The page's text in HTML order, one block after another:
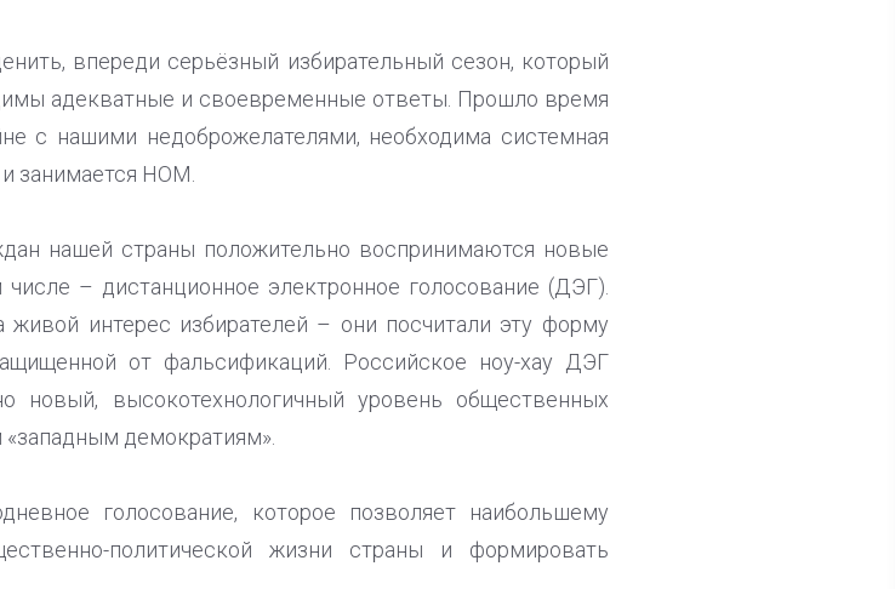
впереди серьёзный избирательный сезон, который
адекватные и своевременные ответы. Прошло время
с нашими недоброжелателями, необходима системная
занимается НОМ.
нашей страны положительно воспринимаются новые
– дистанционное электронное голосование (ДЭГ).
интерес избирателей – они посчитали эту форму
от фальсификаций. Российское ноу-хау ДЭГ
новый, высокотехнологичный уровень общественных
демократиям».
голосование, которое позволяет наибольшему
политической жизни страны и формировать